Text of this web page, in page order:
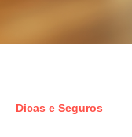
Dicas e Seguros